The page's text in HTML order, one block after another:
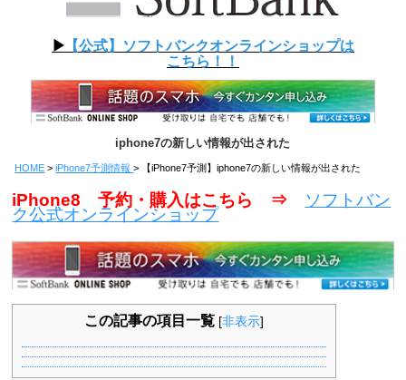
▶︎ 【公式】ソフトバンクオンラインショップは
こちら！！
iphone7の新しい情報が出された
HOME iPhone7予測情報 【iPhone7予測】iphone7の新しい情報が出された
iPhone8 予約・購入はこちら ⇒ ソフトバン
ク公式オンラインショップ
この記事の項目一覧 [非表示]